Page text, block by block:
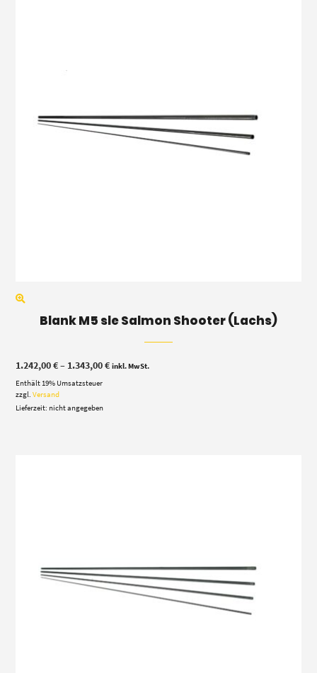
Blank M5 sle Salmon Shooter (Lachs)
1.242,00€– 1.343,00€Preisspanne:
inkl. MwSt.
Enthält 19% Umsatzsteuer
zzgl.Versand
Lieferzeit: nicht angegeben